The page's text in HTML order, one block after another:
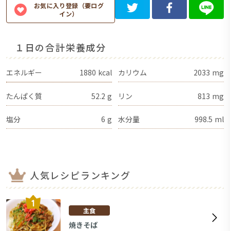
お気に入り登録（要ログ
イン）
１日の合計栄養成分
エネルギー 1880 kcal カリウム 2033 mg
たんぱく質 52.2 g リン 813 mg
塩分 6 g 水分量 998.5 ml
人気レシピランキング
主食
焼きそば